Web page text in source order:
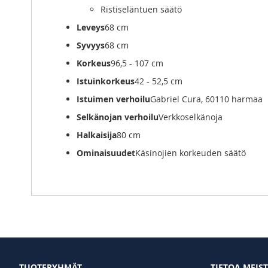
Ristiseläntuen säätö
Leveys68 cm
Syvyys68 cm
Korkeus96,5 - 107 cm
Istuinkorkeus42 - 52,5 cm
Istuimen verhoiluGabriel Cura, 60110 harmaa
Selkänojan verhoiluVerkkoselkänoja
Halkaisija80 cm
OminaisuudetKäsinojien korkeuden säätö